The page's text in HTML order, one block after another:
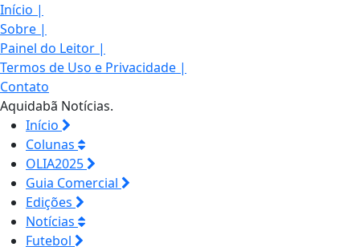
Início |
Sobre |
Painel do Leitor |
Termos de Uso e Privacidade |
Contato
Aquidabã Notícias.
Início
Colunas
OLIA2025
Guia Comercial
Edições
Notícias
Futebol